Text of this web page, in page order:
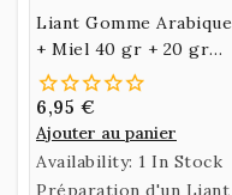
Liant Gomme Arabique
+ Miel 40 gr + 20 gr
PROMO
6,95 €
Ajouter au panier
Availability: 1 In Stock
Préparation d'un Liant